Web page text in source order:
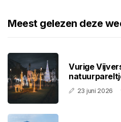
Meest gelezen deze
Vurige
23 juni 2026